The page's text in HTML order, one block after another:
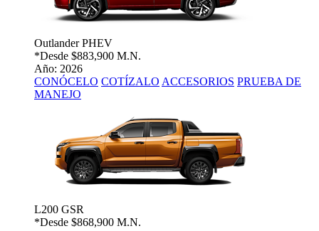
Outlander PHEV
*Desde $883,900 M.N.
Año: 2026
CONÓCELO COTÍZALO ACCESORIOS PRUEBA DE
MANEJO
L200 GSR
*Desde $868,900 M.N.